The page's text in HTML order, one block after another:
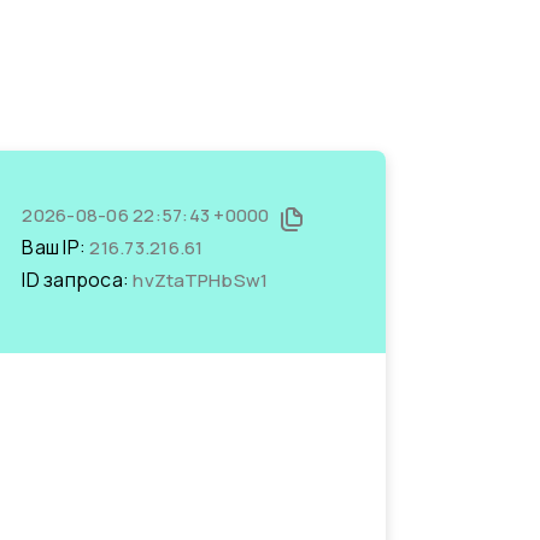
2026-08-06 22:57:43 +0000
Ваш IP:216.73.216.61
ID запроса:hvZtaTPHbSw1